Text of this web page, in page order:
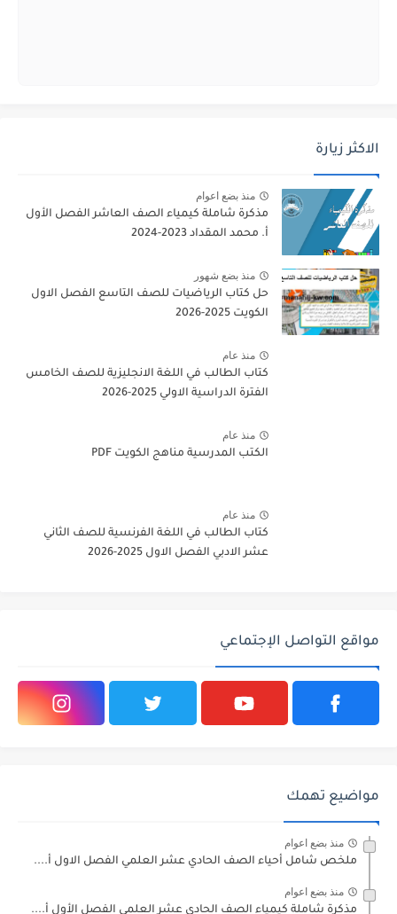
الاكثر زيارة
منذ بضع اعوام
مذكرة شاملة كيمياء الصف العاشر الفصل الأول
أ. محمد المقداد 2023-2024
منذ بضع شهور
حل كتاب الرياضيات للصف التاسع الفصل الاول
الكويت 2025-2026
منذ عام
كتاب الطالب في اللغة الانجليزية للصف الخامس
الفترة الدراسية الاولي 2025-2026
منذ عام
الكتب المدرسية مناهج الكويت PDF
منذ عام
كتاب الطالب في اللغة الفرنسية للصف الثاني
عشر الادبي الفصل الاول 2025-2026
مواقع التواصل الإجتماعي
مواضيع تهمك
منذ بضع اعوام
ملخص شامل أحياء الصف الحادي عشر العلمي الفصل الاول أ....
منذ بضع اعوام
مذكرة شاملة كيمياء الصف الحادي عشر العلمي الفصل الأول أ....